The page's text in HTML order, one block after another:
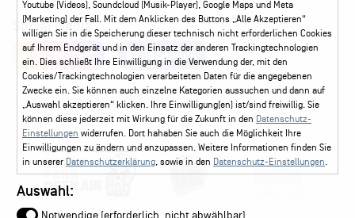
Social Media
Instagram Facebook
Youtube (Videos), Soundcloud (Musik-Player), Google Maps und Meta
(Marketing) der Fall. Mit dem Anklicken des Buttons „Alle Akzeptieren“
willigen Sie in die Speicherung dieser technisch nicht erforderlichen Cookies
auf Ihrem Endgerät und in den Einsatz der anderen Trackingtechnologien
ein. Dies schließt Ihre Einwilligung in die Verwendung der, mit den
Cookies/Trackingtechnologien verarbeiteten Daten für die angegebenen
Zwecke ein. Sie können auch einzelne Kategorien aussuchen und dann auf
„Auswahl akzeptieren“ klicken. Ihre Einwilligung(en) ist/sind freiwillig. Sie
können diese jederzeit mit Wirkung für die Zukunft in den Datenschutz-
Einstellungen widerrufen. Dort hahaben Sie auch die Möglichkeit Ihre
Einwilligungen zu ändern und anzupassen. Weitere Informationen finden Sie
in unserer Datenschutzerklärung, sowie in den Datenschutz-Einstellungen.
Auswahl: